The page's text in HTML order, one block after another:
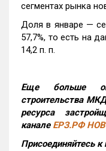
сегментах рынка
Доля в январе —
57,7%, то есть на
14,2 п. п.
Еще больше
строительства
ресурса
канале ЕРЗ.РФ
Присоединяйтесь